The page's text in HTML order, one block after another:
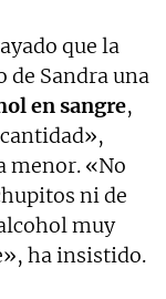
que la
de Sandra una
en sangre,
menor. «No
ni de
muy
ha insistido.